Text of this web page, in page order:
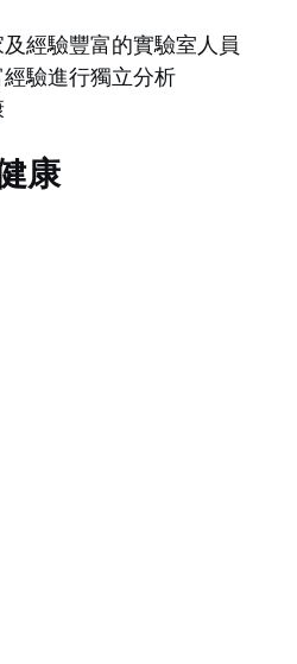
經驗豐富的實驗室人員
驗進行獨立分析
康